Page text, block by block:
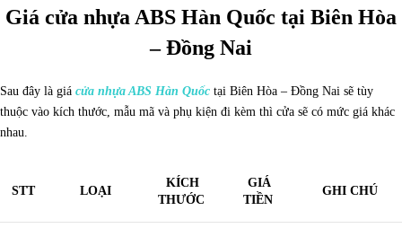
Giá cửa nhựa ABS Hàn Quốc tại Biên Hòa
– Đồng Nai
Sau đây là giá cửa nhựa ABS Hàn Quốc tại Biên Hòa – Đồng Nai sẽ tùy
thuộc vào kích thước, mẫu mã và phụ kiện đi kèm thì cửa sẽ có mức giá khác
nhau.
STT LOẠI
KÍCH
THƯỚC
GIÁ
TIỀN
GHI CHÚ